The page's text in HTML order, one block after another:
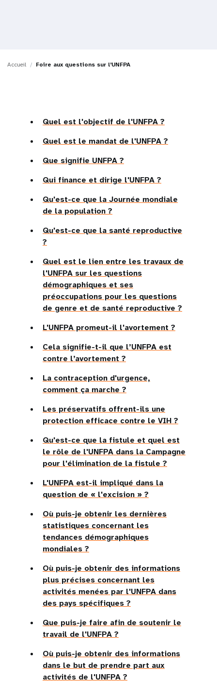
o
Accueil Foire aux questions sur l’UNFPA
Quel est l'objectif de l'UNFPA ?
Quel est le mandat de l'UNFPA ?
Que signifie UNFPA ?
Qui finance et dirige l'UNFPA ?
Qu'est-ce que la Journée mondiale
de la population ?
Qu'est-ce que la santé reproductive
?
Quel est le lien entre les travaux de
l'UNFPA sur les questions
démographiques et ses
préoccupations pour les questions
de genre et de santé reproductive ?
L'UNFPA promeut-il l'avortement ?
Cela signifie-t-il que l’UNFPA est
contre l’avortement ?
La contraception d'urgence,
comment ça marche ?
Les préservatifs offrent-ils une
protection efficace contre le VIH ?
Qu'est-ce que la fistule et quel est
le rôle de l'UNFPA dans la Campagne
pour l'élimination de la fistule ?
L'UNFPA est-il impliqué dans la
question de « l'excision » ?
Où puis-je obtenir les dernières
statistiques concernant les
tendances démographiques
mondiales ?
Où puis-je obtenir des informations
plus précises concernant les
activités menées par l'UNFPA dans
des pays spécifiques ?
Que puis-je faire afin de soutenir le
travail de l'UNFPA ?
Où puis-je obtenir des informations
dans le but de prendre part aux
activités de l'UNFPA ?